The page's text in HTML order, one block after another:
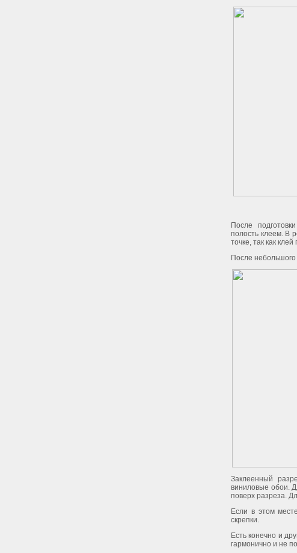
После
полость клеем. В
точке, так как
После
Заклеенный
виниловые обои.
поверх разреза.
Если в этом
скрепки.
Есть конечно и
гармонично и не